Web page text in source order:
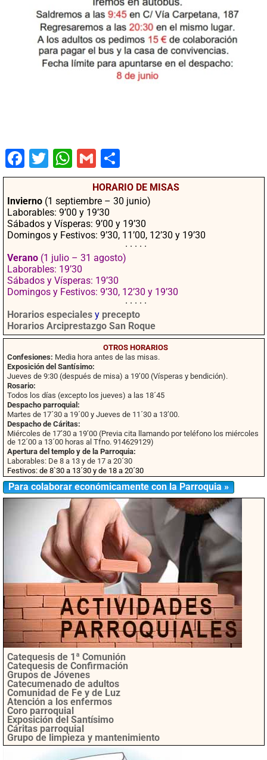
Fac
ebo
Twit
ter
Wha
tsA
pp
Gm
ail
mpa
rtir
HORARIO DE MISAS
Invierno (1 septiembre – 30 junio)
Laborables: 9’00 y 19’30
Sábados y Vísperas: 9’00 y 19’30
Domingos y Festivos: 9’30, 11’00, 12’30 y 19’30
· · · · ·
Verano (1 julio – 31 agosto)
Laborables: 19’30
Sábados y Vísperas: 19’30
Domingos y Festivos: 9’30, 12’30 y 19’30
· · · · ·
Horarios especiales y precepto
Horarios Arciprestazgo San Roque
OTROS HORARIOS
Confesiones: Media hora antes de las misas.
Exposición del Santísimo:
Jueves de 9:30 (después de misa) a 19’00 (Vísperas y bendición).
Rosario:
Todos los días (excepto los jueves) a las 18´45
Despacho parroquial:
Martes de 17´30 a 19´00 y Jueves de 11´30 a 13’00.
Despacho de Cáritas:
Miércoles de 17’30 a 19’00 (Previa cita llamando por teléfono los miércoles
de 12´00 a 13´00 horas al Tfno. 914629129)
Apertura del templo y de la Parroquia:
Laborables: De 8 a 13 y de 17 a 20´30
Festivos: de 8`30 a 13´30 y de 18 a 20´30
Para colaborar económicamente con la Parroquia »
Catequesis de 1ª Comunión
Catequesis de Confirmación
Grupos de Jóvenes
Catecumenado de adultos
Comunidad de Fe y de Luz
Atención a los enfermos
Coro parroquial
Exposición del Santísimo
Cáritas parroquial
Grupo de limpieza y mantenimiento